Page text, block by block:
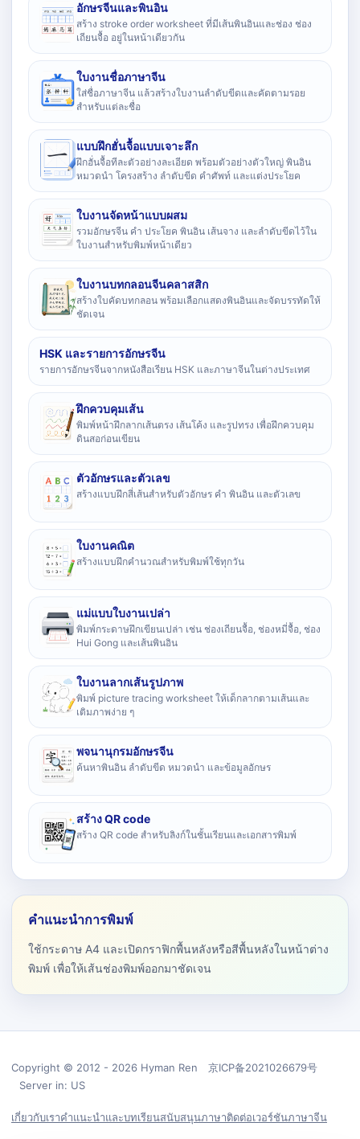
อักษรจีนและพินอิน
สร้าง stroke order worksheet ที่มีเส้นพินอินและช่อง ช่อง
เถียนจื้อ อยู่ในหน้าเดียวกัน
ใบงานชื่อภาษาจีน
ใส่ชื่อภาษาจีน แล้วสร้างใบงานลำดับขีดและคัดตามรอย
สำหรับแต่ละชื่อ
แบบฝึกฮั่นจื้อแบบเจาะลึก
ฝึกฮั่นจื้อทีละตัวอย่างละเอียด พร้อมตัวอย่างตัวใหญ่ พินอิน
หมวดนำ โครงสร้าง ลำดับขีด คำศัพท์ และแต่งประโยค
ใบงานจัดหน้าแบบผสม
รวมอักษรจีน คำ ประโยค พินอิน เส้นจาง และลำดับขีดไว้ใน
ใบงานสำหรับพิมพ์หน้าเดียว
ใบงานบทกลอนจีนคลาสสิก
สร้างใบคัดบทกลอน พร้อมเลือกแสดงพินอินและจัดบรรทัดให้
ชัดเจน
HSK และรายการอักษรจีน
รายการอักษรจีนจากหนังสือเรียน HSK และภาษาจีนในต่างประเทศ
ฝึกควบคุมเส้น
พิมพ์หน้าฝึกลากเส้นตรง เส้นโค้ง และรูปทรง เพื่อฝึกควบคุม
ดินสอก่อนเขียน
ตัวอักษรและตัวเลข
สร้างแบบฝึกสี่เส้นสำหรับตัวอักษร คำ พินอิน และตัวเลข
ใบงานคณิต
สร้างแบบฝึกคำนวณสำหรับพิมพ์ใช้ทุกวัน
แม่แบบใบงานเปล่า
พิมพ์กระดาษฝึกเขียนเปล่า เช่น ช่องเถียนจื้อ, ช่องหมี่จื้อ, ช่อง
Hui Gong และเส้นพินอิน
ใบงานลากเส้นรูปภาพ
พิมพ์ picture tracing worksheet ให้เด็กลากตามเส้นและ
เติมภาพง่าย ๆ
พจนานุกรมอักษรจีน
ค้นหาพินอิน ลำดับขีด หมวดนำ และข้อมูลอักษร
สร้าง QR code
สร้าง QR code สำหรับลิงก์ในชั้นเรียนและเอกสารพิมพ์
คำแนะนำการพิมพ์
ใช้กระดาษ A4 และเปิดกราฟิกพื้นหลังหรือสีพื้นหลังในหน้าต่าง
พิมพ์ เพื่อให้เส้นช่องพิมพ์ออกมาชัดเจน
Copyright © 2012 - 2026 Hyman Ren 京ICP备2021026679号
Server in: US
เกี่ยวกับเราคำแนะนำและบทเรียนสนับสนุนภาษาติดต่อเวอร์ชันภาษาจีน